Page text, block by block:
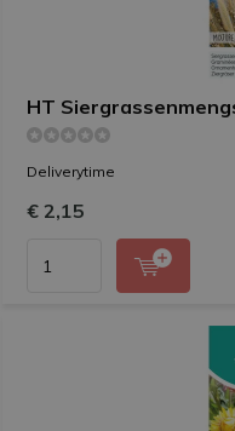
HT
Deliverytime
€ 2,15